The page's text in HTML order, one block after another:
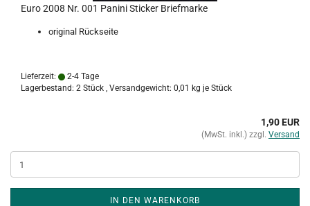
Euro 2008 Nr. 001 Panini Sticker Briefmarke
original Rückseite
Lieferzeit:
2-4 Tage
Lagerbestand: 2 Stück , Versandgewicht: 0,01 kg je Stück
1,90 EUR
(MwSt. inkl.) zzgl. Versand
IN DEN WARENKORB